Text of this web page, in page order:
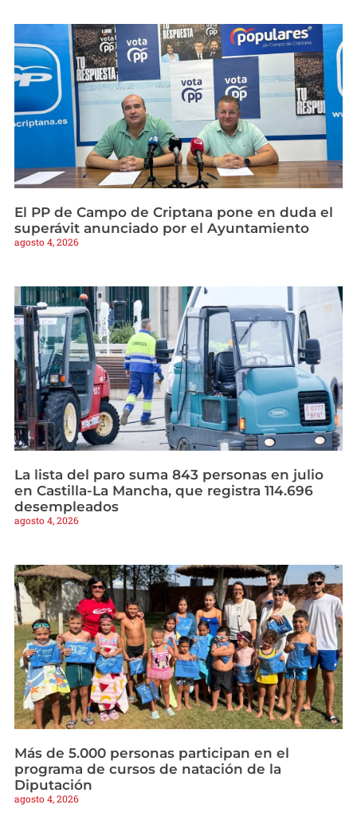
El PP de Campo de Criptana pone en duda el
superávit anunciado por el Ayuntamiento
agosto 4, 2026
La lista del paro suma 843 personas en julio
en Castilla-La Mancha, que registra 114.696
desempleados
agosto 4, 2026
Más de 5.000 personas participan en el
programa de cursos de natación de la
Diputación
agosto 4, 2026